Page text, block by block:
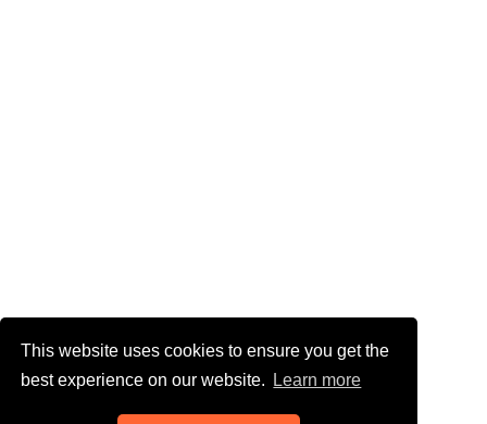
This website uses cookies to ensure you get the
best experience on our website.
Learn more